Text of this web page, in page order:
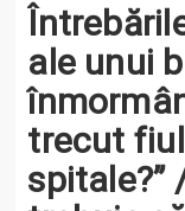
ale unui
trecut
spitale?”